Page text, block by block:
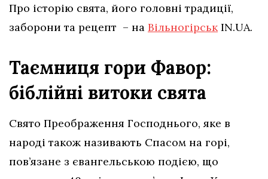
Про історію свята, його головні традиції,
заборони та рецепт – на ВільногірськIN.UA.
Таємниця гори Фавор:
біблійні витоки свята
Свято Преображення Господнього, яке в
народі також називають Спасом на горі,
пов’язане з євангельською подією, що